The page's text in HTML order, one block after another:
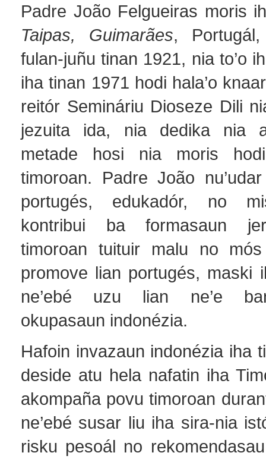
Padre João Felgueiras moris
Taipas, Guimarães,
fulan-juñu tinan 1921, nia to’o
iha tinan 1971 hodi hala’o
reitór Semináriu Dioseze Dili
jezuita ida, nia dedika nia
metade hosi nia moris
timoroan. Padre João
portugés, edukadór, no
kontribui ba formasaun
timoroan tuituir malu no
promove lian portugés, maski
ne’ebé uzu lian ne’e
okupasaun indonézia.
Hafoin invazaun indonézia iha
deside atu hela nafatin iha
akompaña povu timoroan
ne’ebé susar liu iha sira-nia
risku pesoál no